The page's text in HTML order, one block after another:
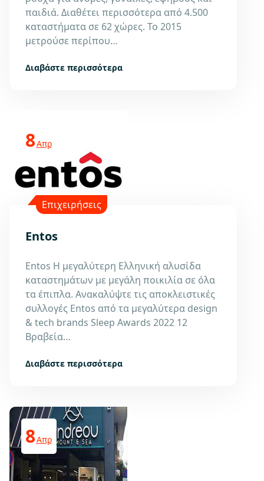
παιδιά. Διαθέτει περισσότερα από 4.500
καταστήματα σε 62 χώρες. Το 2015
μετρούσε περίπου…
Διαβάστε περισσότερα
8Απρ
Επιχειρήσεις
Entos
Entos Η μεγαλύτερη Ελληνική αλυσίδα
καταστημάτων με μεγάλη ποικιλία σε όλα
τα έπιπλα. Ανακαλύψτε τις αποκλειστικές
συλλογές Entos από τα μεγαλύτερα design
& tech brands Sleep Awards 2022 12
Βραβεία…
Διαβάστε περισσότερα
8Απρ